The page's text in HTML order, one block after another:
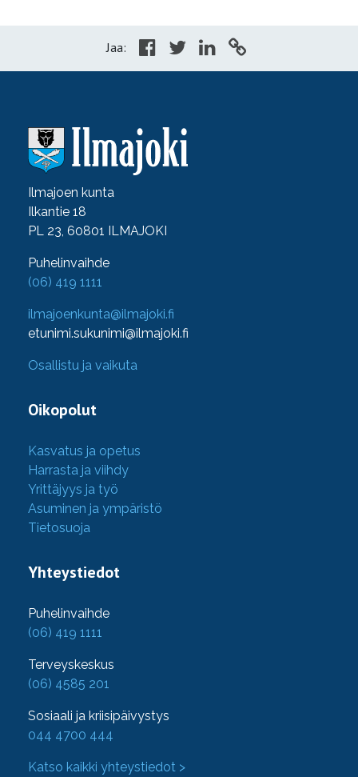
Jaa:
Ilmajoen kunta
Ilkantie 18
PL 23, 60801 ILMAJOKI
Puhelinvaihde
(06) 419 1111
ilmajoenkunta@ilmajoki.fi
etunimi.sukunimi@ilmajoki.fi
Osallistu ja vaikuta
Oikopolut
Kasvatus ja opetus
Harrasta ja viihdy
Yrittäjyys ja työ
Asuminen ja ympäristö
Tietosuoja
Yhteystiedot
Puhelinvaihde
(06) 419 1111
Terveyskeskus
(06) 4585 201
Sosiaali ja kriisipäivystys
044 4700 444
Katso kaikki yhteystiedot >